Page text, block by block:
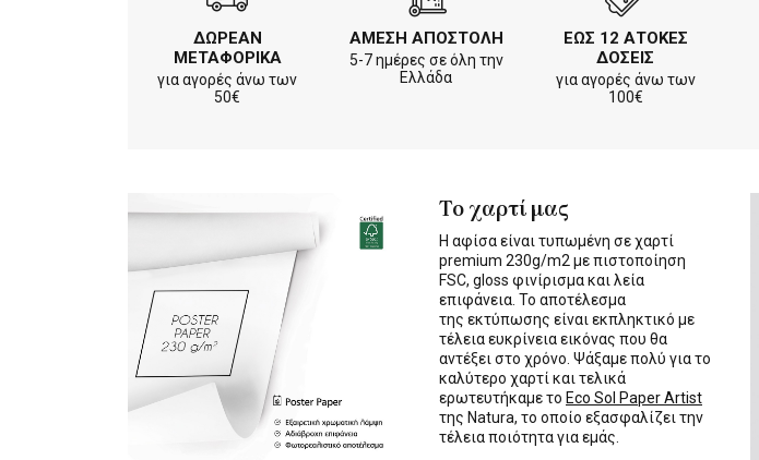
ΔΩΡΕΑΝ
ΜΕΤΑΦΟΡΙΚΑ
για αγορές άνω των
50€
ΑΜΕΣΗ ΑΠΟΣΤΟΛΗ
5-7 ημέρες σε όλη την
Ελλάδα
ΕΩΣ 12 ΑΤΟΚΕΣ
ΔΟΣΕΙΣ
για αγορές άνω των
100€
Το χαρτί μας
Η αφίσα είναι τυπωμένη σε χαρτί
premium 230g/m2 με πιστοποίηση
FSC, gloss φινίρισμα και λεία
επιφάνεια. Το αποτέλεσμα
της εκτύπωσης είναι εκπληκτικό με
τέλεια ευκρίνεια εικόνας που θα
αντέξει στο χρόνο. Ψάξαμε πολύ για το
καλύτερο χαρτί και τελικά
ερωτευτήκαμε το Eco Sol Paper Artist
της Natura, το οποίο εξασφαλίζει την
τέλεια ποιότητα για εμάς.